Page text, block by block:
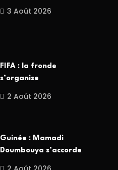
3 Août 2026
FIFA : la fronde
s’organise
2 Août 2026
Guinée : Mamadi
Doumbouya s’accorde